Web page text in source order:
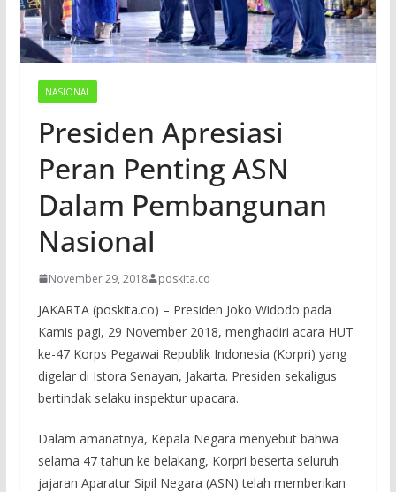
NASIONAL
Presiden Apresiasi
Peran Penting ASN
Dalam Pembangunan
Nasional
November 29, 2018 poskita.co
JAKARTA (poskita.co) – Presiden Joko Widodo pada
Kamis pagi, 29 November 2018, menghadiri acara HUT
ke-47 Korps Pegawai Republik Indonesia (Korpri) yang
digelar di Istora Senayan, Jakarta. Presiden sekaligus
bertindak selaku inspektur upacara.
Dalam amanatnya, Kepala Negara menyebut bahwa
selama 47 tahun ke belakang, Korpri beserta seluruh
jajaran Aparatur Sipil Negara (ASN) telah memberikan